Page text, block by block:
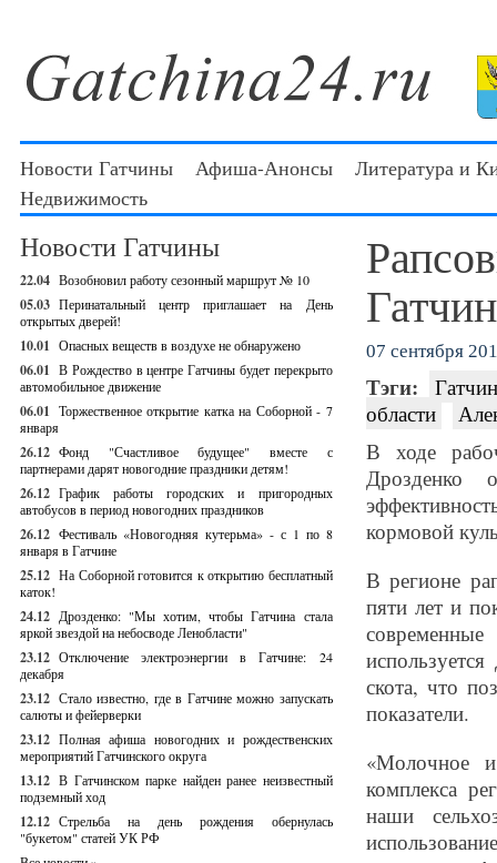
Новости Гатчины Афиша-Анонсы
Литература и
Недвижимость
Новости Гатчины
22.04 Возобновил работу сезонный маршрут № 10
05.03 Перинатальный центр приглашает на День
открытых дверей!
10.01 Опасных веществ в воздухе не обнаружено
06.01 В Рождество в центре Гатчины будет перекрыто
автомобильное движение
06.01 Торжественное открытие катка на Соборной - 7
января
26.12 Фонд "Счастливое будущее" вместе с
партнерами дарят новогодние праздники детям!
26.12 График работы городских и пригородных
автобусов в период новогодних праздников
26.12 Фестиваль «Новогодняя кутерьма» - с 1 по 8
января в Гатчине
25.12 На Соборной готовится к открытию бесплатный
каток!
24.12 Дрозденко: "Мы хотим, чтобы Гатчина стала
яркой звездой на небосводе Ленобласти"
23.12 Отключение электроэнергии в Гатчине: 24
декабря
23.12 Стало известно, где в Гатчине можно запускать
салюты и фейерверки
23.12 Полная афиша новогодних и рождественских
мероприятий Гатчинского округа
13.12 В Гатчинском парке найден ранее неизвестный
подземный ход
12.12 Стрельба на день рождения обернулась
"букетом" статей УК РФ
07 сентября
Тэги:
области
В ходе
Дрозденко
кормовой
В регионе
пяти лет и
скота, что
показатели.
«Молочное
комплекса
наши